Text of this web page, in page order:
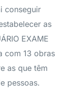
conseguir
as
EXAME
com 13 obras
as que têm
pessoas.